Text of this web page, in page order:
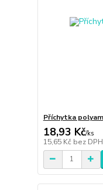
Příchytka
18,93 Kč/ks
15,65 Kč bez DPH